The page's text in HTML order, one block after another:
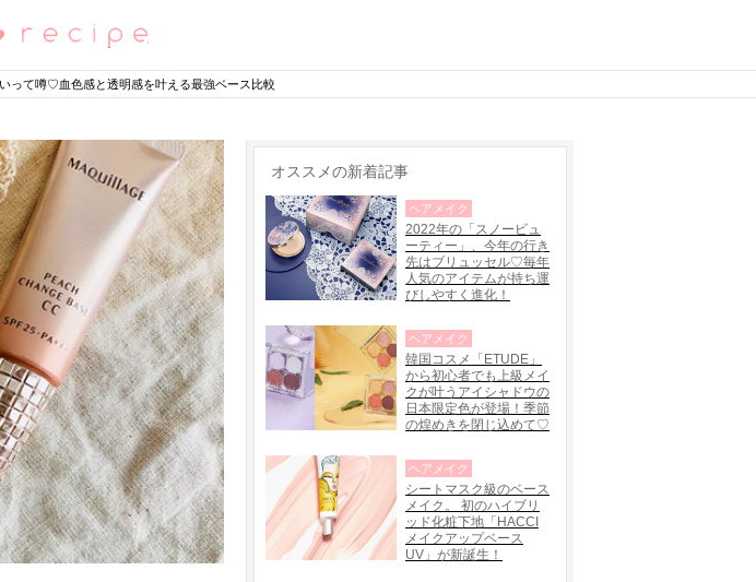
恋愛レシピ
って噂♡血色感と透明感を叶える最強ベース比較
オススメの新着記事
2022年の「スノービュ
ーティー」、今年の行き
先はブリュッセル♡毎年
人気のアイテムが持ち運
びしやすく進化！
ヘアメイク
韓国コスメ「ETUDE」
から初心者でも上級メイ
クが叶うアイシャドウの
日本限定色が登場！季節
の煌めきを閉じ込めて♡
ヘアメイク
シートマスク級のベース
メイク。 初のハイブリ
ッド化粧下地「HACCI
メイクアップベース
UV」が新誕生！
ヘアメイク